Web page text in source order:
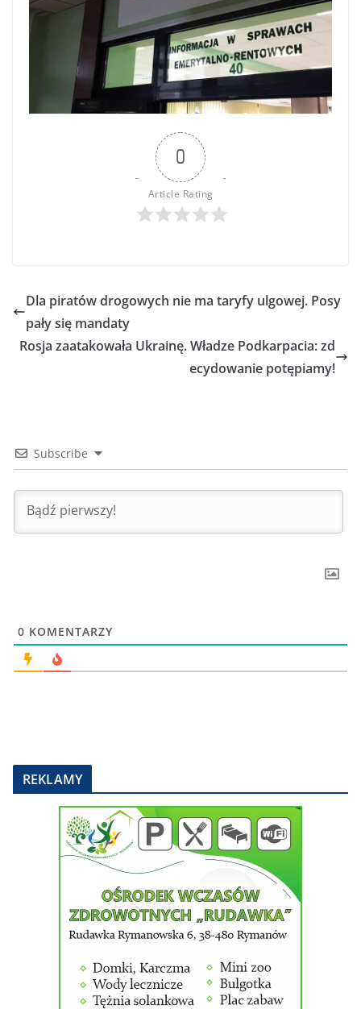
0
Article Rating
Dla piratów drogowych nie ma taryfy ulgowej. Posy
pały się mandaty
Rosja zaatakowała Ukrainę. Władze Podkarpacia: zd
ecydowanie potępiamy!
Subscribe
0 KOMENTARZY
REKLAMY